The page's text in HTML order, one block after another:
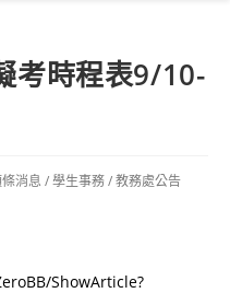
考時程表9/10-
消息 /學生事務/教務處公告
ShowArticle?